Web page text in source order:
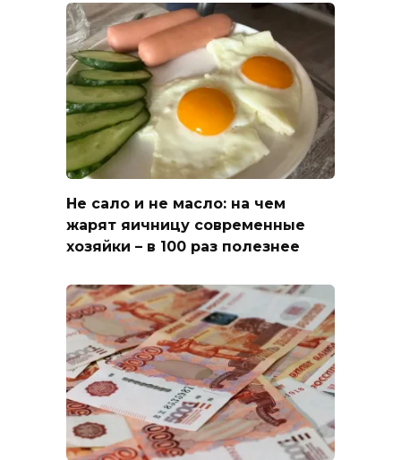
Не сало и не масло: на чем
жарят яичницу современные
хозяйки – в 100 раз полезнее